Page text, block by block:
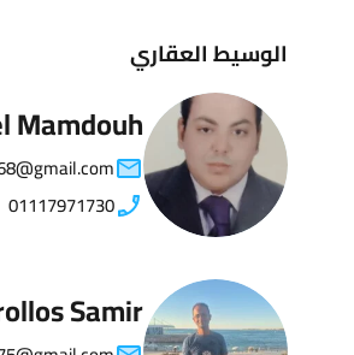
الوسيط العقاري
Mamdouh
01117971730
Samir